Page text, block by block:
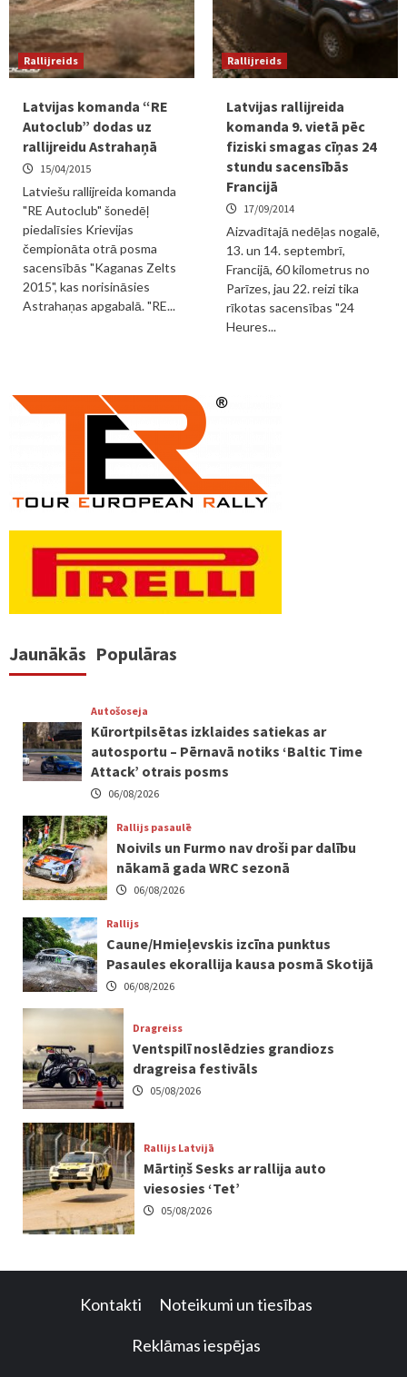
Rallijreids
Latvijas komanda “RE
Autoclub” dodas uz
rallijreidu Astrahaņā
15/04/2015
Latviešu rallijreida komanda
"RE Autoclub" šonedēļ
piedalīsies Krievijas
čempionāta otrā posma
sacensībās "Kaganas Zelts
2015", kas norisināsies
Astrahaņas apgabalā. "RE...
Rallijreids
Latvijas rallijreida
komanda 9. vietā pēc
fiziski smagas cīņas 24
stundu sacensībās
Francijā
17/09/2014
Aizvadītajā nedēļas nogalē,
13. un 14. septembrī,
Francijā, 60 kilometrus no
Parīzes, jau 22. reizi tika
rīkotas sacensības "24
Heures...
Jaunākās Populāras
Autošoseja
Kūrortpilsētas izklaides satiekas ar
autosportu – Pērnavā notiks ‘Baltic Time
Attack’ otrais posms
06/08/2026
Rallijs pasaulē
Noivils un Furmo nav droši par dalību
nākamā gada WRC sezonā
06/08/2026
Rallijs
Caune/Hmieļevskis izcīna punktus
Pasaules ekorallija kausa posmā Skotijā
06/08/2026
Dragreiss
Ventspilī noslēdzies grandiozs
dragreisa festivāls
05/08/2026
Rallijs Latvijā
Mārtiņš Sesks ar rallija auto
viesosies ‘Tet’
05/08/2026
Kontakti Noteikumi un tiesības
Reklāmas iespējas